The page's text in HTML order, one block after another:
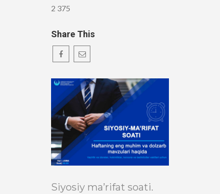
2 375
Share This
Siyosiy ma’rifat soati.